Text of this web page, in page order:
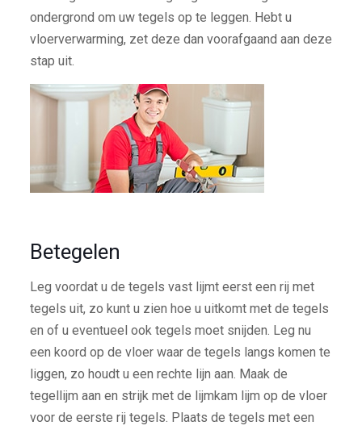
ondergrond om uw tegels op te leggen. Hebt u
vloerverwarming, zet deze dan voorafgaand aan deze
stap uit.
Betegelen
Leg voordat u de tegels vast lijmt eerst een rij met
tegels uit, zo kunt u zien hoe u uitkomt met de tegels
en of u eventueel ook tegels moet snijden. Leg nu
een koord op de vloer waar de tegels langs komen te
liggen, zo houdt u een rechte lijn aan. Maak de
tegellijm aan en strijk met de lijmkam lijm op de vloer
voor de eerste rij tegels. Plaats de tegels met een